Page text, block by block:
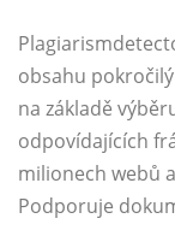
obsahu
na základě
odpovídajících
milionech webů
Podporuje